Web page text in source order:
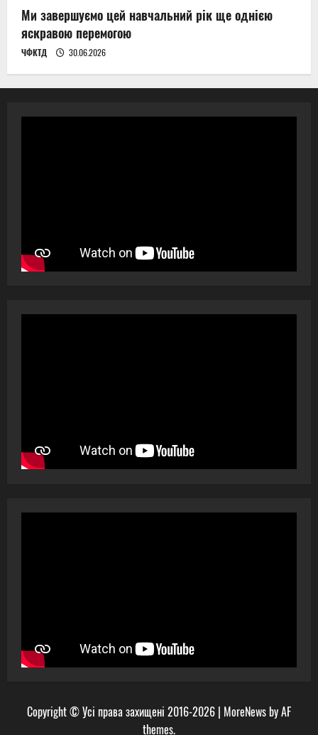
Ми завершуємо цей навчальний рік ще однією
яскравою перемогою
ЧФКТД 30.06.2026
Copyright © Усі права захищені 2016-2026 | MoreNewsby AF
themes.